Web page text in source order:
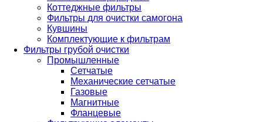
Коттеджные фильтры
Фильтры для очистки самогона
Кувшины
Комплектующие к фильтрам
Фильтры грубой очистки
Промышленные
Сетчатые
Механические сетчатые
Газовые
Магнитные
Фланцевые